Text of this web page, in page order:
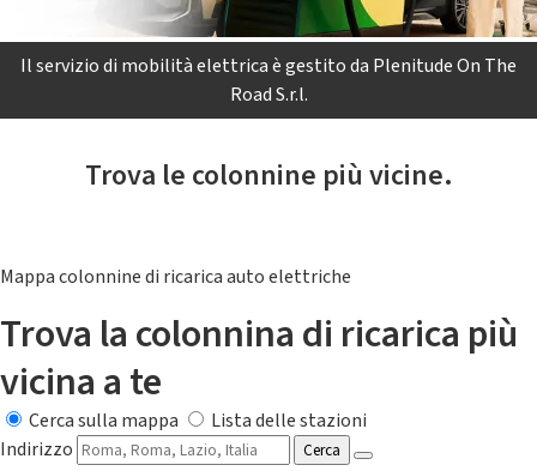
Il servizio di mobilità elettrica è gestito da Plenitude On The
Road S.r.l.
Trova le colonnine più vicine.
Mappa colonnine di ricarica auto elettriche
Trova la colonnina di ricarica più
vicina a te
Cerca sulla mappa
Lista delle stazioni
Indirizzo
Cerca